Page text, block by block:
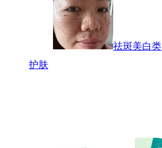
祛斑美白类
护肤